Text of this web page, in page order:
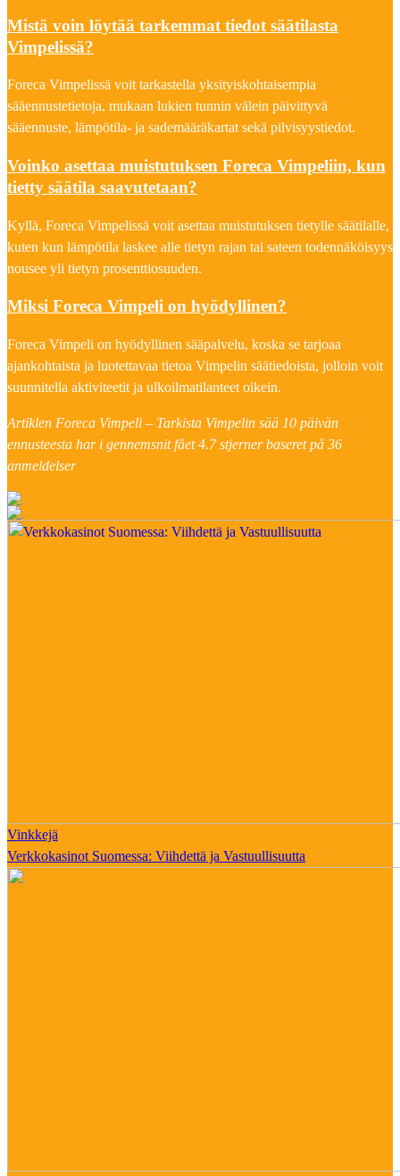
Mistä voin löytää tarkemmat tiedot säätilasta
Vimpelissä?
Foreca Vimpelissä voit tarkastella yksityiskohtaisempia
sääennustetietoja, mukaan lukien tunnin välein päivittyvä
sääennuste, lämpötila- ja sademääräkartat sekä pilvisyystiedot.
Voinko asettaa muistutuksen Foreca Vimpeliin, kun
tietty säätila saavutetaan?
Kyllä, Foreca Vimpelissä voit asettaa muistutuksen tietylle säätilalle,
kuten kun lämpötila laskee alle tietyn rajan tai sateen todennäköisyys
nousee yli tietyn prosenttiosuuden.
Miksi Foreca Vimpeli on hyödyllinen?
Foreca Vimpeli on hyödyllinen sääpalvelu, koska se tarjoaa
ajankohtaista ja luotettavaa tietoa Vimpelin säätiedoista, jolloin voit
suunnitella aktiviteetit ja ulkoilmatilanteet oikein.
Artiklen Foreca Vimpeli – Tarkista Vimpelin sää 10 päivän
ennusteesta har i gennemsnit fået4.7stjerner baseret på 36
anmeldelser
Vinkkejä
Verkkokasinot Suomessa: Viihdettä ja Vastuullisuutta